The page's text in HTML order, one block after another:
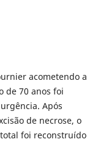
acometendo a
de 70 anos foi
Após
de necrose, o
foi reconstruído